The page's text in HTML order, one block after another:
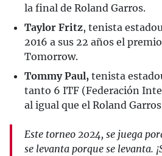
la final de Roland Garros.
Taylor Fritz, tenista
2016 a sus 22 años el
Tomorrow.
Tommy Paul, tenista
tanto 6 ITF (Federación
al igual que el Roland
Este torneo 2024, se juega
se levanta porque se levanta.